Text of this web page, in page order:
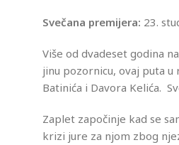
Svečana premijera: 23.
Više od dvadeset godina
jinu pozornicu, ovaj puta
Batinića i Davora Kelića.
Zaplet započinje kad se
krizi jure za njom zbog